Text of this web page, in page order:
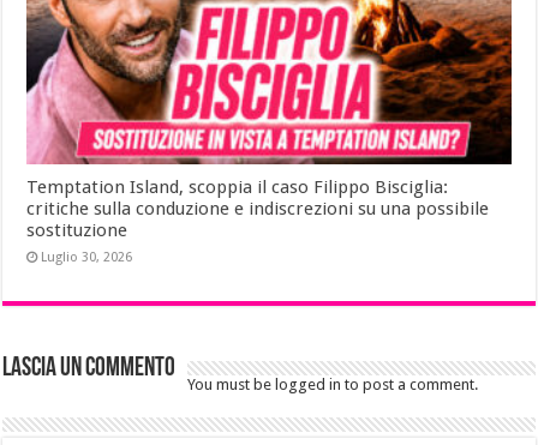
Temptation Island, scoppia il caso Filippo Bisciglia:
critiche sulla conduzione e indiscrezioni su una possibile
sostituzione
Luglio 30, 2026
Lascia un commento
You must be logged in to post a comment.